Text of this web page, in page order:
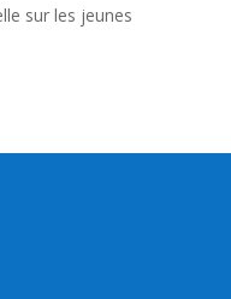
sur les jeunes